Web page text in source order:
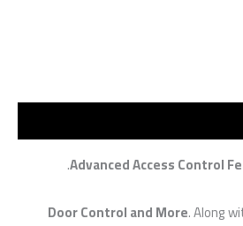
Advanced Access Control
Door Control and More. Along